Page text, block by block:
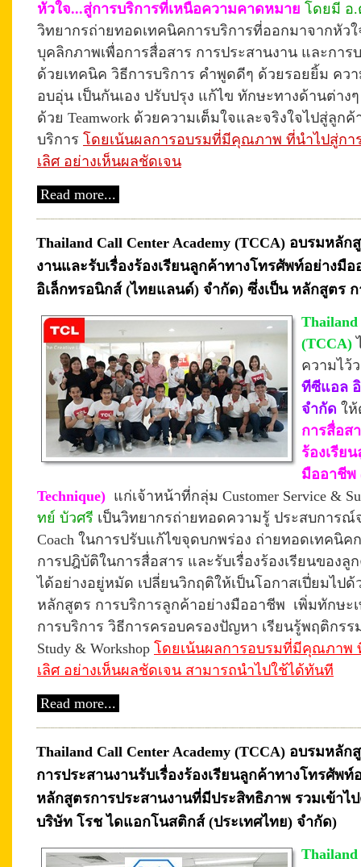
หัวใจ...สู่การบริการที่เหนือความคาดหมาย โดยมี อ.
วิทยากรถ่ายทอดเทคนิคการบริการที่ออกมาจากหัวใ
บุคลิกภาพเพื่อการสื่อสาร การประสานงาน และการ
ด้วยเทคนิค วิธีการบริการ คำพูดดีๆ ด้วยรอยยิ้ม คว
อบอุ่น เป็นกันเอง ปรับปรุง แก้ไข ทักษะทางด้านต่าง
ด้วย Teamwork ด้วยความเต็มใจและจริงใจไปสู่ลูก
บริการ โดยเน้นผลการอบรมที่มีคุณภาพ ที่นำไปสู่กา
เลิศ อย่างเห็นผลชัดเจน
Read more...
Thailand Call Center Academy (TCCA) อบรมหลั
งานและรับเรื่องร้องเรียนลูกค้าทางโทรศัพท์อย่างมื
อิเล็กทรอนิกส์ (ไทยแลนด์) จำกัด) ซึ่งเป็น หลักสูตร
Thailand
(TCCA)
ความไว้
ทีซีแอล
จำกัด ใ
การสื่อส
ร้องเรีย
มืออาชีพ
Technique) แก่เจ้าหน้าที่กลุ่ม Customer Service & S
ทย์ บัวศรี เป็นวิทยากรถ่ายทอดความรู้ ประสบการณ์
Coach ในการปรับแก้ไขจุดบกพร่อง ถ่ายทอดเทคนิค
การปฎิบัติในการสื่อสาร และรับเรื่องร้องเรียนของ
ได้อย่างอยู่หมัด เปลี่ยนวิกฤติให้เป็นโอกาสเปี่ยมไปด้
หลักสูตร การบริการลูกค้าอย่างมืออาชีพ เพิ่มทักษะ
การบริการ วิธีการครอบครองปัญหา เรียนรู้พฤติกรร
Study & Workshop โดยเน้นผลการอบรมที่มีคุณภาพ
เลิศ อย่างเห็นผลชัดเจน สามารถนำไปใช้ได้ทันที
Read more...
Thailand Call Center Academy (TCCA) อบรมหลั
การประสานงานรับเรื่องร้องเรียนลูกค้าทางโทรศัพ
หลักสูตรการประสานงานที่มีประสิทธิภาพ รวมเข้าไป
บริษัท โรช ไดแอกโนสติกส์ (ประเทศไทย) จำกัด)
Thailand